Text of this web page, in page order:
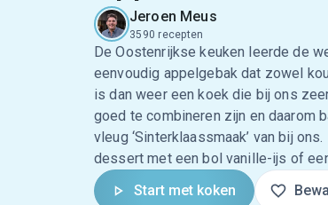
Jeroen Meus
3590 recepten
De Oostenrijkse keuken leerde de
eenvoudig appelgebak dat zowel
is dan weer een koek die bij ons
goed te combineren zijn en daarom
vleug ‘Sinterklaassmaak’ van bij
dessert met een bol vanille-ijs of
Start met koken